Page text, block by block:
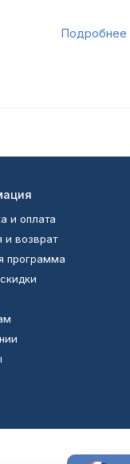
Подробнее
и оплата
и возврат
программа